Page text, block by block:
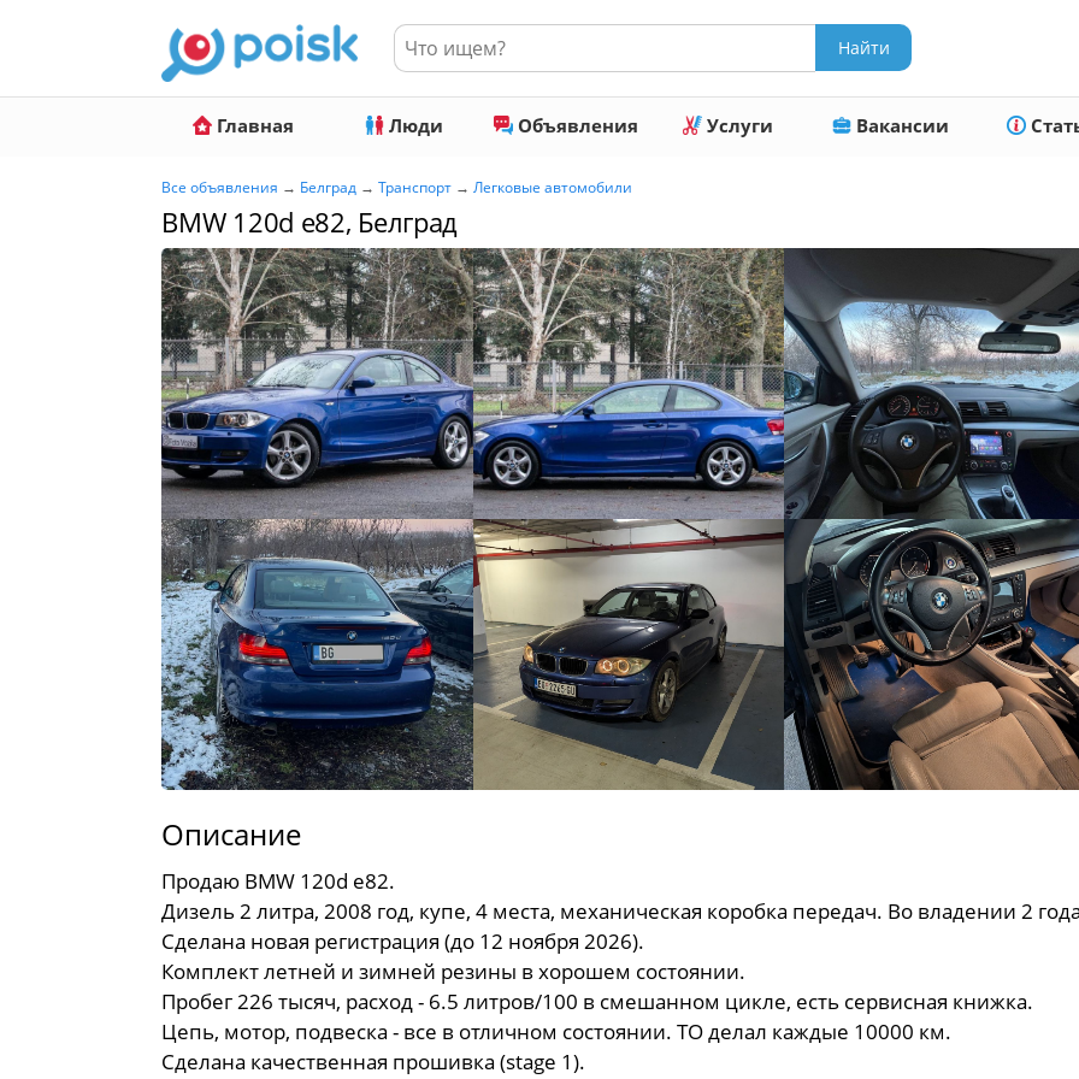
Главная Люди Объявления Услуги Вакансии
Все объявления → Белград →Транспорт →Легковые автомобили
BMW 120d e82, Белград
Описание
Продаю BMW 120d e82.
Дизель 2 литра, 2008 год, купе, 4 места, механическая коробка передач. Во владении 2
Сделана новая регистрация (до 12 ноября 2026).
Комплект летней и зимней резины в хорошем состоянии.
Пробег 226 тысяч, расход - 6.5 литров/100 в смешанном цикле, есть сервисная книжка.
Цепь, мотор, подвеска - все в отличном состоянии. ТО делал каждые 10000 км.
Сделана качественная прошивка (stage 1).